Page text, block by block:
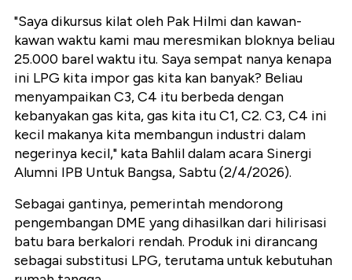
"Saya dikursus kilat oleh Pak Hilmi dan kawan-
kawan waktu kami mau meresmikan bloknya beliau
25.000 barel waktu itu. Saya sempat nanya kenapa
ini LPG kita impor gas kita kan banyak? Beliau
menyampaikan C3, C4 itu berbeda dengan
kebanyakan gas kita, gas kita itu C1, C2. C3, C4 ini
kecil makanya kita membangun industri dalam
negerinya kecil," kata Bahlil dalam acara Sinergi
Alumni IPB Untuk Bangsa, Sabtu (2/4/2026).
Sebagai gantinya, pemerintah mendorong
pengembangan DME yang dihasilkan dari hilirisasi
batu bara berkalori rendah. Produk ini dirancang
sebagai substitusi LPG, terutama untuk kebutuhan